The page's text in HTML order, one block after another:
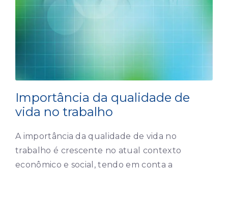
Importância da qualidade de
vida no trabalho
A importância da qualidade de vida no
trabalho é crescente no atual contexto
econômico e social, tendo em conta a